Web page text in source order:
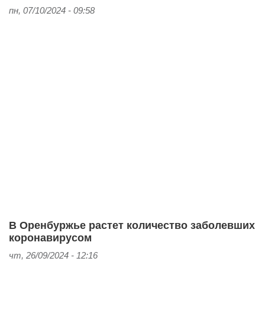
пн, 07/10/2024 - 09:58
В Оренбуржье растет количество заболевших
коронавирусом
чт, 26/09/2024 - 12:16